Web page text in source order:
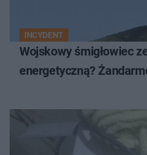
INCYDENT
Wojskowy śmigłowiec
energetyczną?